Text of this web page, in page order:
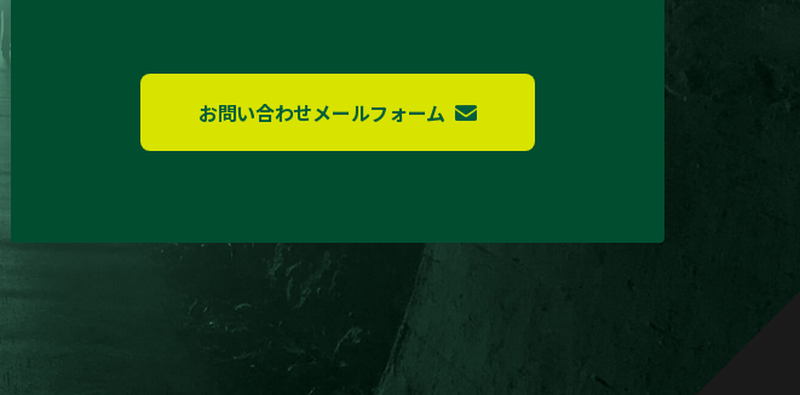
お問い合わせメールフォーム